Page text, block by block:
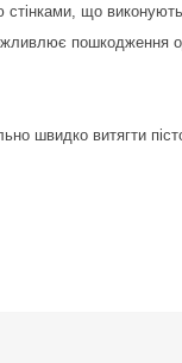
що
пошкодження
швидко витягти